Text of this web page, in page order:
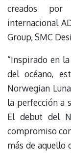
creados por
internacional
Group, SMC
“Inspirado en
del océano,
Norwegian
la perfección a
El debut del
compromiso
más de aquello